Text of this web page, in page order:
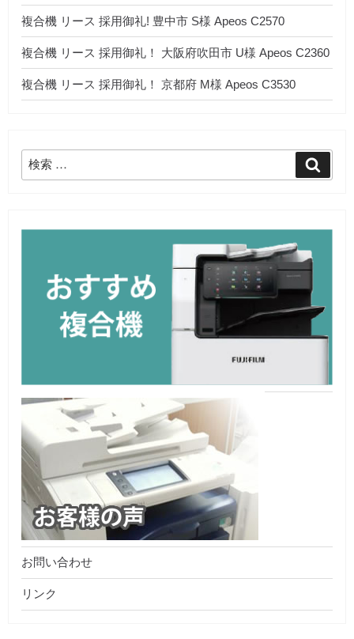
複合機 リース 採用御礼! 豊中市 S様 Apeos C2570
複合機 リース 採用御礼！ 大阪府吹田市 U様 Apeos C2360
複合機 リース 採用御礼！ 京都府 M様 Apeos C3530
検
索:
索
お問い合わせ
リンク